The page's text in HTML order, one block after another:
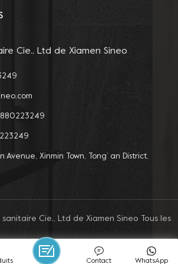
et du
our innovative
Cie., Ltd de Xiamen Sineo
Avenue, Xinmin Town, Tong’ an District,
Cie., Ltd de Xiamen Sineo Tous les
|
POLITIQUE DE CONFIDENTIALITÉ
WhatsApp
Contact